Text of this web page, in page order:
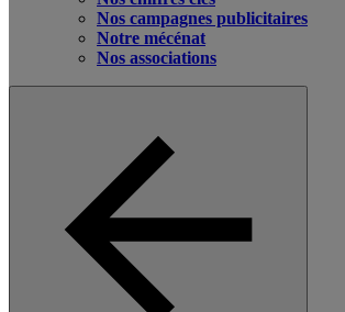
Nos campagnes publicitaires
Notre mécénat
Nos associations